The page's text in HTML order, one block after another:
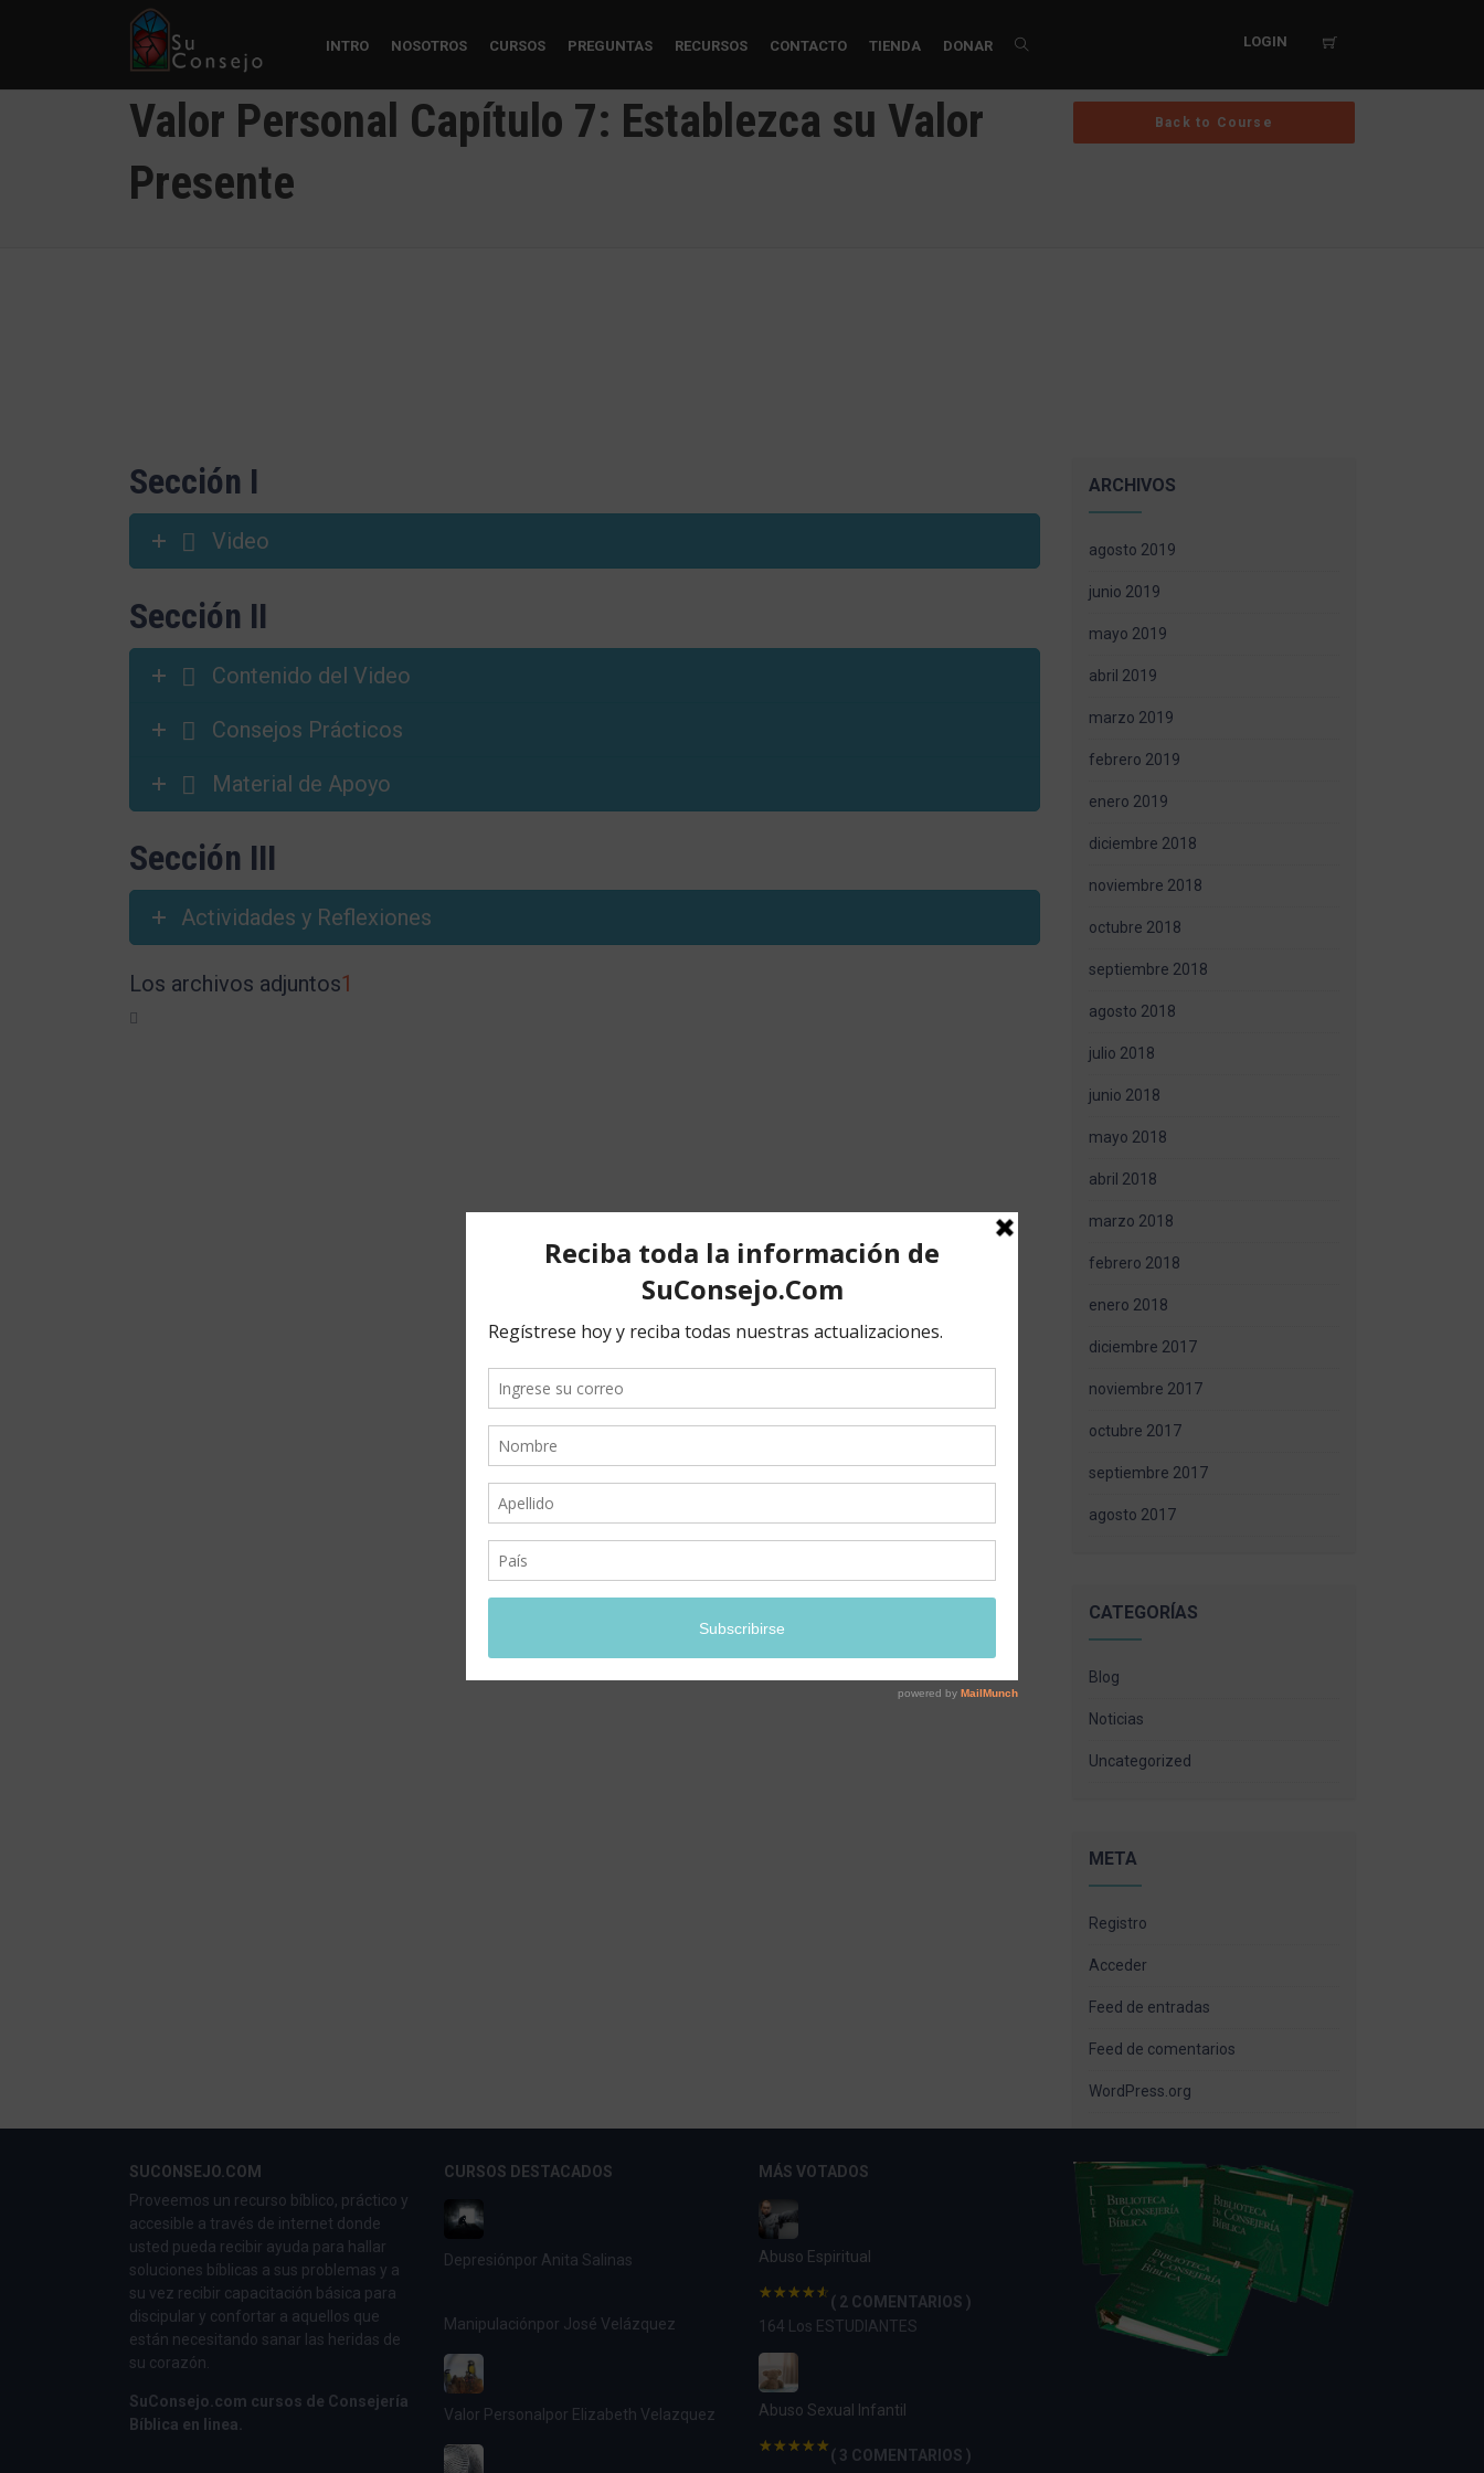
INTRO NOSOTROS CURSOS PREGUNTAS RECURSOS CONTACTO TIENDA DONAR LOGIN
Valor Personal Capítulo 7: Establezca su Valor
Presente
Back to Course
Sección I
Video
Sección II
Contenido del Video
Consejos Prácticos
Material de Apoyo
Sección III
Actividades y Reflexiones
Los archivos adjuntos1
ARCHIVOS
agosto 2019
junio 2019
mayo 2019
abril 2019
marzo 2019
febrero 2019
enero 2019
diciembre 2018
noviembre 2018
octubre 2018
septiembre 2018
agosto 2018
julio 2018
junio 2018
mayo 2018
abril 2018
marzo 2018
febrero 2018
enero 2018
diciembre 2017
noviembre 2017
octubre 2017
septiembre 2017
agosto 2017
CATEGORÍAS
Blog
Noticias
Uncategorized
META
Registro
Acceder
Feed de entradas
Feed de comentarios
WordPress.org
SUCONSEJO.COM
Proveemos un recurso bíblico, práctico y
accesible a través de internet donde
usted pueda recibir ayuda para hallar
soluciones bíblicas a sus problemas y a
su vez recibir capacitación básica para
discipular y confortar a aquellos que
están necesitando sanar las heridas de
su corazón.
SuConsejo.com cursos de Consejería
Bíblica en linea.
CURSOS DESTACADOS
Depresiónpor Anita Salinas
Manipulaciónpor José Velázquez
Valor Personal por Elizabeth Velazquez
MÁS VOTADOS
Abuso Espiritual
( 2 COMENTARIOS )
164 Los ESTUDIANTES
Abuso Sexual Infantil
( 3 COMENTARIOS )